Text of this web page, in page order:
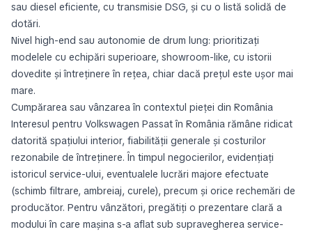
sau diesel eficiente, cu transmisie DSG, și cu o listă solidă de
dotări.
Nivel high-end sau autonomie de drum lung: prioritizați
modelele cu echipări superioare, showroom-like, cu istorii
dovedite și întreținere în rețea, chiar dacă prețul este ușor mai
mare.
Cumpărarea sau vânzarea în contextul pieței din România
Interesul pentru Volkswagen Passat în România rămâne ridicat
datorită spațiului interior, fiabilității generale și costurilor
rezonabile de întreținere. În timpul negocierilor, evidențiați
istoricul service-ului, eventualele lucrări majore efectuate
(schimb filtrare, ambreiaj, curele), precum și orice rechemări de
producător. Pentru vânzători, pregătiți o prezentare clară a
modului în care mașina s-a aflat sub supravegherea service-